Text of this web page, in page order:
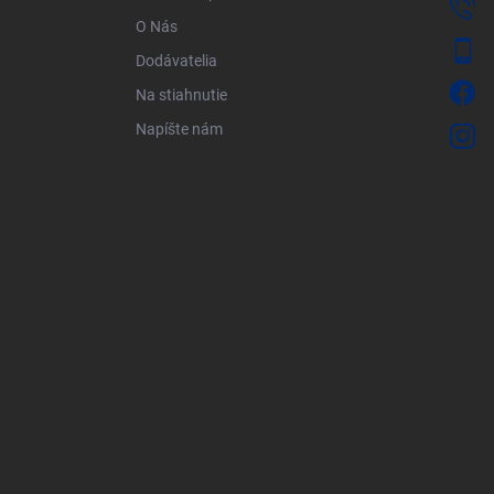
O Nás
Dodávatelia
Na stiahnutie
Napíšte nám